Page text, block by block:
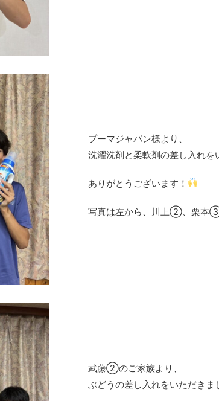
プーマジャパン様より、
洗濯洗剤と柔軟剤の差し入れを
ありがとうございます！
写真は左から、川上②、栗本
武藤②のご家族より、
ぶどうの差し入れをいただきま